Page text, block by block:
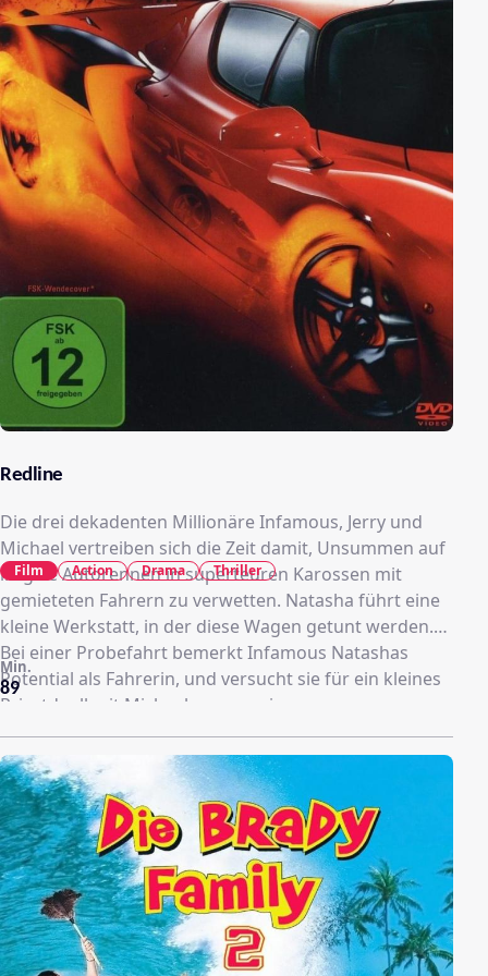
Redline
Die drei dekadenten Millionäre Infamous, Jerry und
Michael vertreiben sich die Zeit damit, Unsummen auf
illegale Autorennen in superteuren Karossen mit
gemieteten Fahrern zu verwetten. Natasha führt eine
kleine Werkstatt, in der diese Wagen getunt werden.
Bei einer Probefahrt bemerkt Infamous Natashas
Potential als Fahrerin, und versucht sie für ein kleines
Privatduell mit Michael zu engagieren.
89
Min.
Film Action Drama Thriller